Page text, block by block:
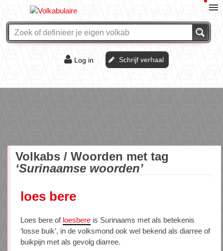
Log in Schrijf verhaal
Volkabs / Woorden met tag
‘Surinaamse woorden’
loes bere
Loes bere of loesbere is Surinaams met als betekenis
‘losse buik’, in de volksmond ook wel bekend als diarree of
buikpijn met als gevolg diarree.